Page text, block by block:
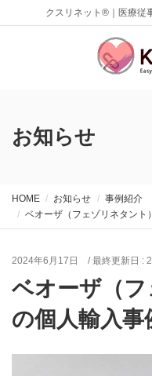
クスリネット®｜医療従
お知らせ
HOME お知らせ
事例紹介
ベオーザ（フェゾリネタント
2024年6月17日 / 最終更新日 :
ベオーザ（フ
の個人輸入事